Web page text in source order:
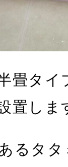
畳タイ
置しま
るタ